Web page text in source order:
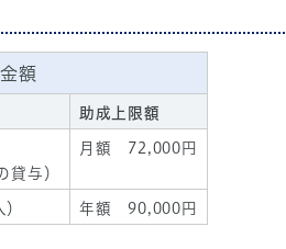
額
助成上限額
貸与）
月額 72,000円
年額 90,000円